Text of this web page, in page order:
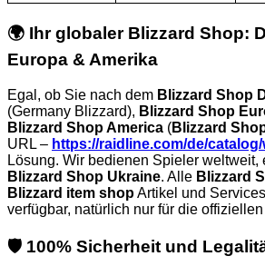
🌍 Ihr globaler Blizzard Shop:
Europa & Amerika
Egal, ob Sie nach dem Blizzard Shop
(Germany Blizzard), Blizzard Shop
Blizzard Shop America (Blizzard
URL – https://raidline.com/de/
Lösung. Wir bedienen Spieler
Blizzard Shop Ukraine. Alle Blizzard
Blizzard item shopArtikel und
verfügbar, natürlich nur für die offiziellen
🛡️ 100% Sicherheit und